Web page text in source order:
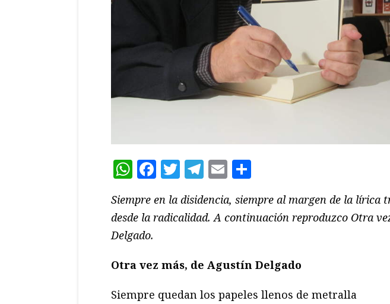
WhatsApp
Facebook
Twitter
Telegram
Email
Siempre en la disidencia, siempre al margen de la lírica
desde la radicalidad. A continuación reproduzco Otra
Delgado.
Otra vez más, de Agustín Delgado
Siempre quedan los papeles llenos de metralla